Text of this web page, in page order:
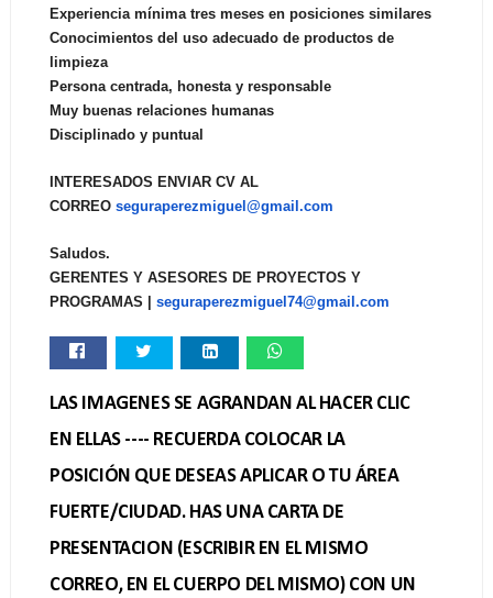
Experiencia mínima tres meses en posiciones similares
Conocimientos del uso adecuado de productos de
limpieza
Persona centrada, honesta y responsable
Muy buenas relaciones humanas
Disciplinado y puntual
INTERESADOS ENVIAR CV AL
CORREO seguraperezmiguel@gmail.com
Saludos.
GERENTES Y ASESORES DE PROYECTOS Y
PROGRAMAS | seguraperezmiguel74@gmail.com
LAS IMAGENES SE AGRANDAN AL HACER CLIC
EN ELLAS ---- RECUERDA COLOCAR LA
POSICIÓN QUE DESEAS APLICAR O TU ÁREA
FUERTE/CIUDAD. HAS UNA CARTA DE
PRESENTACION (ESCRIBIR EN EL MISMO
CORREO, EN EL CUERPO DEL MISMO) CON UN